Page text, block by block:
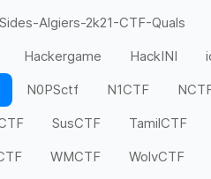
Algiers-2k21-CTF-Quals
Hackergame HackINI
N0PSctf N1CTF
SusCTF TamilCTF
WMCTF WolvCTF